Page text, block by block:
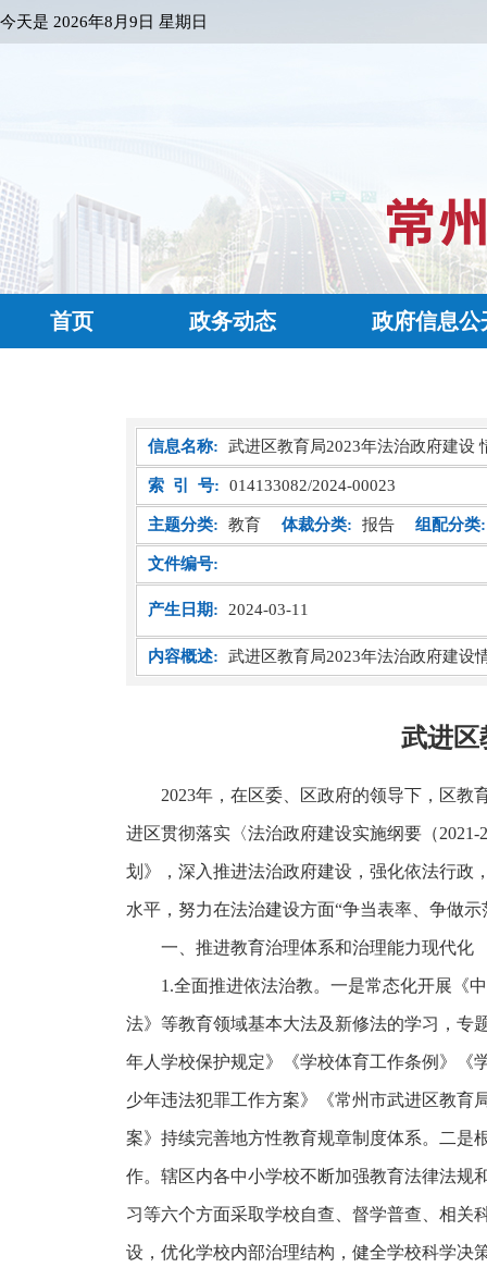
今天是 2026年8月9日 星期日
首页 政务动态 政府信息公
信息名称: 武进区教育局2023年法治政府建设
索 引 号: 014133082/2024-00023
主题分类: 教育 体裁分类: 报告 组配分类:
文件编号:
产生日期: 2024-03-11
内容概述: 武进区教育局2023年法治政府建设
武进区
2023年，在区委、区政府的领导下，区
进区贯彻落实〈法治政府建设实施纲要（
划》，深入推进法治政府建设，强化依法行政
水平，努力在法治建设方面“争当表率、争做
一、推进教育治理体系和治理能力现代化
1.全面推进依法治教。一是常态化开展《
法》等教育领域基本大法及新修法的学习，专
年人学校保护规定》《学校体育工作条例》《
少年违法犯罪工作方案》《常州市武进区教育
案》持续完善地方性教育规章制度体系。二是
作。辖区内各中小学校不断加强教育法律法规
习等六个方面采取学校自查、督学普查、相关
设，优化学校内部治理结构，健全学校科学决